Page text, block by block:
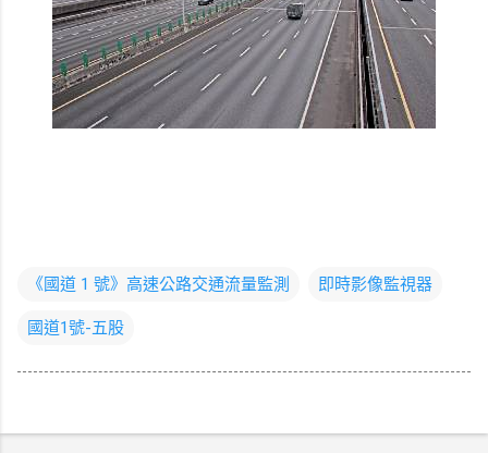
《國道 1 號》高速公路交通流量監測 即時影像監視器
國道1號-五股